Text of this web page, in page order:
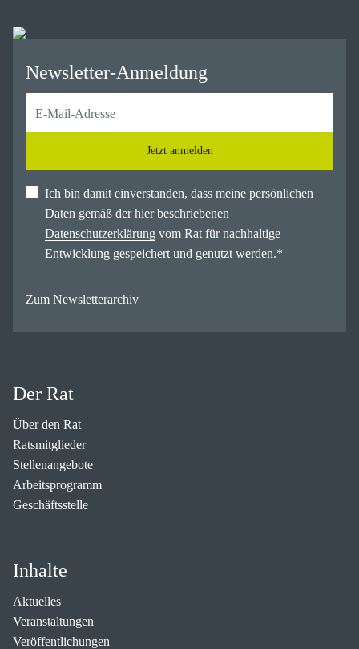
Newsletter-Anmeldung
Jetzt anmelden
Ich bin damit einverstanden, dass meine persönlichen
Daten gemäß der hier beschriebenen
Datenschutzerklärung vom Rat für nachhaltige
Entwicklung gespeichert und genutzt werden.*
Zum Newsletterarchiv
Der Rat
Über den Rat
Ratsmitglieder
Stellenangebote
Arbeitsprogramm
Geschäftsstelle
Inhalte
Aktuelles
Veranstaltungen
Veröffentlichungen